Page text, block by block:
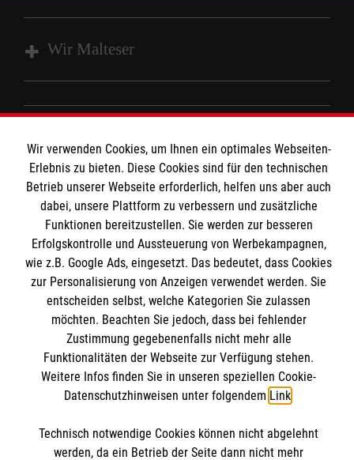
Wir Malteser
Spenden und Helfen
Unsere Kurse
Wir Malteser
Kontakt
Pressestelle
Impressum
Datenschutz
Malteser online
Malteserorden
Malteser Jugend
Sharepoint
Spendenkonto
IBAN: DE103 7060 120 120 120 0001 2
Soziale Netzwerke
Wir verwenden Cookies, um Ihnen ein optimales Webseiten-
Erlebnis zu bieten. Diese Cookies sind für den technischen
Betrieb unserer Webseite erforderlich, helfen uns aber auch
dabei, unsere Plattform zu verbessern und zusätzliche
Funktionen bereitzustellen. Sie werden zur besseren
Erfolgskontrolle und Aussteuerung von Werbekampagnen,
wie z.B. Google Ads, eingesetzt. Das bedeutet, dass Cookies
zur Personalisierung von Anzeigen verwendet werden. Sie
entscheiden selbst, welche Kategorien Sie zulassen
möchten. Beachten Sie jedoch, dass bei fehlender
Zustimmung gegebenenfalls nicht mehr alle
Funktionalitäten der Webseite zur Verfügung stehen.
Weitere Infos finden Sie in unseren speziellen Cookie-
Datenschutzhinweisen unter folgendem Link.
Technisch notwendige Cookies können nicht abgelehnt
werden, da ein Betrieb der Seite dann nicht mehr